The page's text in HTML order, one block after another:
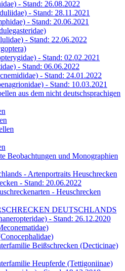
- Stand: 26.08.2022
- Stand: 28.11.2021
- Stand: 20.06.2021
- Stand: 22.06.2022
- Stand: 02.02.2021
- Stand: 06.06.2022
- Stand: 24.01.2022
- Stand: 10.03.2021
aus dem nicht deutschsprachigen
Beobachtungen und Monographien
- Artenportraits Heuschrecken
- Stand: 20.06.2022
- Heuschrecken
DEUTSCHLANDS
- Stand: 26.12.2020
Beißschrecken (Decticinae)
Heupferde (Tettigoniinae)